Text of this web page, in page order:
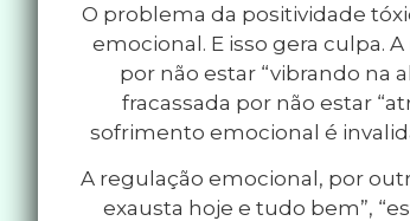
O problema da positividade
emocional. E isso gera culpa.
por não estar “vibrando na
fracassada por não estar
sofrimento emocional é
A regulação emocional, por
exausta hoje e tudo bem”,